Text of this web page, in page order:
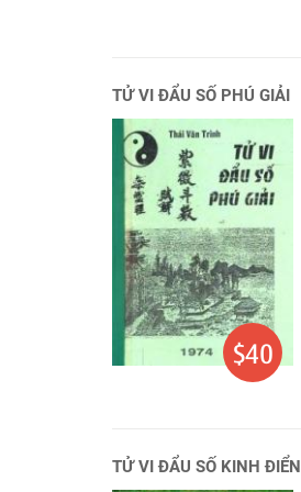
TỬ VI ĐẨU SỐ PHÚ GIẢI
$40
TỬ VI ĐẨU SỐ KINH ĐIỂN